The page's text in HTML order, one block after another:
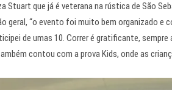
Stuart que já é veterana na rústica de São
geral, “o evento foi muito bem organizado e
de umas 10. Correr é gratificante, sempre
contou com a prova Kids, onde as